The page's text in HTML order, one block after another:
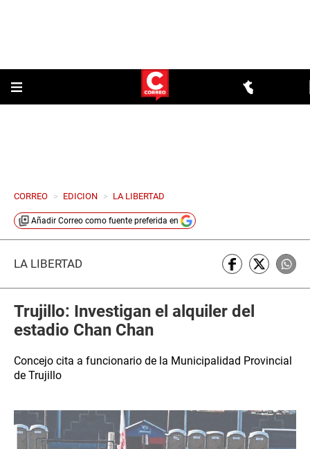
CORREO > EDICION > LA LIBERTAD
Añadir Correo como fuente preferida en
LA LIBERTAD
Trujillo: Investigan el alquiler del
estadio Chan Chan
Concejo cita a funcionario de la Municipalidad Provincial
de Trujillo